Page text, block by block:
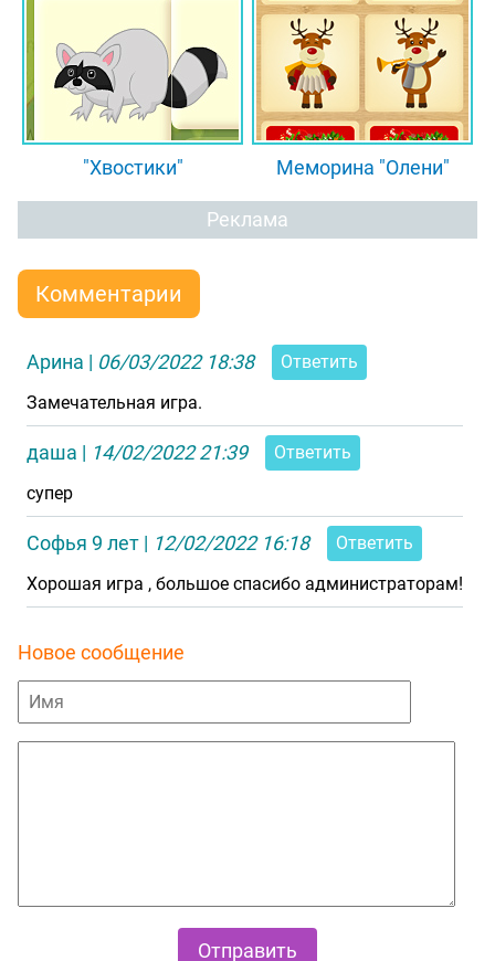
"Хвостики" Меморина "Олени"
Реклама
Комментарии
Арина | 06/03/2022 18:38
Ответить
Замечательная игра.
даша | 14/02/2022 21:39
Ответить
супер
Софья 9 лет | 12/02/2022 16:18
Ответить
Хорошая игра , большое спасибо администраторам!
Новое сообщение